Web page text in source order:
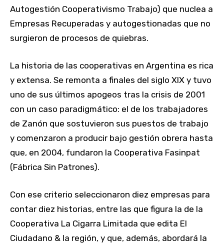
Autogestión Cooperativismo Trabajo) que nuclea a
Empresas Recuperadas y autogestionadas que no
surgieron de procesos de quiebras.
La historia de las cooperativas en Argentina es rica
y extensa. Se remonta a finales del siglo XIX y tuvo
uno de sus últimos apogeos tras la crisis de 2001
con un caso paradigmático: el de los trabajadores
de Zanón que sostuvieron sus puestos de trabajo
y comenzaron a producir bajo gestión obrera hasta
que, en 2004, fundaron la Cooperativa Fasinpat
(Fábrica Sin Patrones).
Con ese criterio seleccionaron diez empresas para
contar diez historias, entre las que figura la de la
Cooperativa La Cigarra Limitada que edita El
Ciudadano & la región, y que, además, abordará la